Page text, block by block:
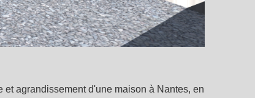
et agrandissement d'une maison à Nantes, en